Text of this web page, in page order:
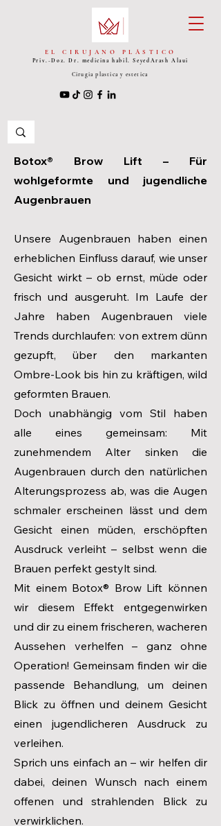
EL CIRUJANO PLÁSTICO
Priv.-Doz. Dr. medicina habil. Seyed Arash Alaui
Cirugia plastica y estetica
Botox® Brow Lift – Für
wohlgeformte und jugendliche
Augenbrauen
Unsere Augenbrauen haben einen
erheblichen Einfluss darauf, wie unser
Gesicht wirkt – ob ernst, müde oder
frisch und ausgeruht. Im Laufe der
Jahre haben Augenbrauen viele
Trends durchlaufen: von extrem dünn
gezupft, über den markanten
Ombre-Look bis hin zu kräftigen, wild
geformten Brauen.
Doch unabhängig vom Stil haben
alle eines gemeinsam: Mit
zunehmendem Alter sinken die
Augenbrauen durch den natürlichen
Alterungsprozess ab, was die Augen
schmaler erscheinen lässt und dem
Gesicht einen müden, erschöpften
Ausdruck verleiht – selbst wenn die
Brauen perfekt gestylt sind.
Mit einem Botox® Brow Lift können
wir diesem Effekt entgegenwirken
und dir zu einem frischeren, wacheren
Aussehen verhelfen – ganz ohne
Operation! Gemeinsam finden wir die
passende Behandlung, um deinen
Blick zu öffnen und deinem Gesicht
einen jugendlicheren Ausdruck zu
verleihen.
Sprich uns einfach an – wir helfen dir
dabei, deinen Wunsch nach einem
offenen und strahlenden Blick zu
verwirklichen.